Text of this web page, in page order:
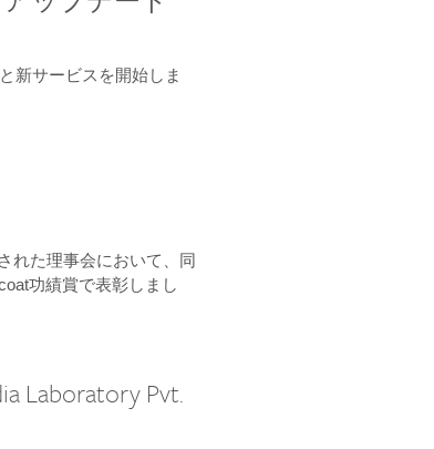
新サービスを開始しま
れた理事会において、同
功績賞で表彰しまし
Laboratory Pvt.